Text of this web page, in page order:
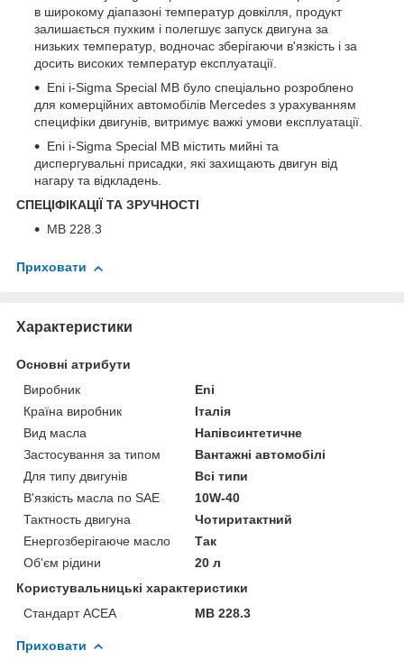
в широкому діапазоні температур довкілля, продукт
залишається пухким і полегшує запуск двигуна за
низьких температур, водночас зберігаючи в'язкість і за
досить високих температур експлуатації.
Eni i-Sigma Special MB було спеціально розроблено
для комерційних автомобілів Mercedes з урахуванням
специфіки двигунів, витримує важкі умови експлуатації.
Eni i-Sigma Special MB містить мийні та
диспергувальні присадки, які захищають двигун від
нагару та відкладень.
СПЕЦІФІКАЦІЇ ТА ЗРУЧНОСТІ
MB 228.3
Приховати
Характеристики
Основні атрибути
Виробник
Eni
Країна виробник
Італія
Вид масла
Напівсинтетичне
Застосування за типом
Вантажні автомобілі
Для типу двигунів
Всі типи
В'язкість масла по SAE
10W-40
Тактность двигуна
Чотиритактний
Енергозберігаюче масло
Так
Об'єм рідини
20 л
Користувальницькі характеристики
Стандарт ACEA
MB 228.3
Приховати